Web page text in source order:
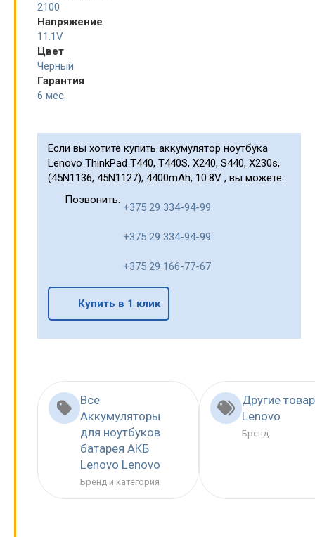
2100
Напряжение
11.1V
Цвет
Черный
Гарантия
6 мес.
Если вы хотите купить аккумулятор ноутбука
Lenovo ThinkPad T440, T440S, X240, S440, X230s,
(45N1136, 45N1127), 4400mAh, 10.8V , вы можете:
Позвонить:
+375 29 334-94-99
+375 29 334-94-99
+375 29 166-77-67
Купить в 1 клик
Все
Аккумуляторы
для ноутбуков
батарея АКБ
Lenovo Lenovo
Бренд и категория
Другие
Lenovo
Бренд